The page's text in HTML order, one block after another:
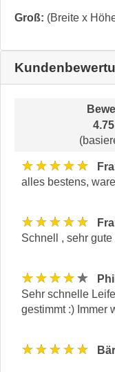
Groß: (Breite x
4.75
★★★★★
alles bestens,
★★★★★
Schnell , sehr
★★★★★
Sehr schnelle
gestimmt :) Immer
★★★★★